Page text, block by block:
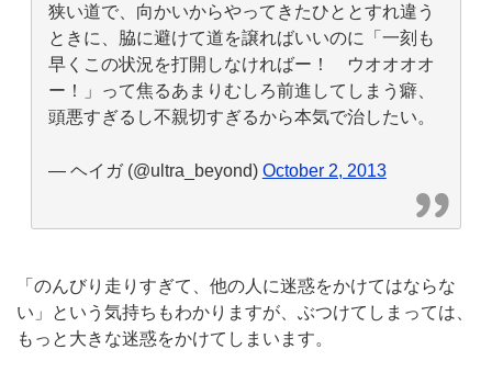
狭い道で、向かいからやってきたひととすれ違う
ときに、脇に避けて道を譲ればいいのに「一刻も
早くこの状況を打開しなければー！ ウオオオオ
ー！」って焦るあまりむしろ前進してしまう癖、
頭悪すぎるし不親切すぎるから本気で治したい。
— ヘイガ (@ultra_beyond) October 2, 2013
「のんびり走りすぎて、他の人に迷惑をかけてはならな
い」という気持ちもわかりますが、ぶつけてしまっては、
もっと大きな迷惑をかけてしまいます。